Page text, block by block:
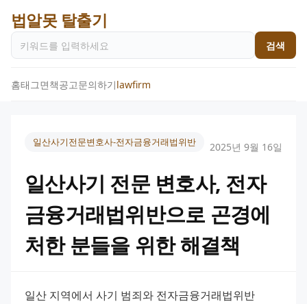
법알못 탈출기
검색
홈태그면책공고문의하기lawfirm
일산사기전문변호사-전자금융거래법위반 2025년 9월 16일
일산사기 전문 변호사, 전자
금융거래법위반으로 곤경에
처한 분들을 위한 해결책
일산 지역에서 사기 범죄와 전자금융거래법위반